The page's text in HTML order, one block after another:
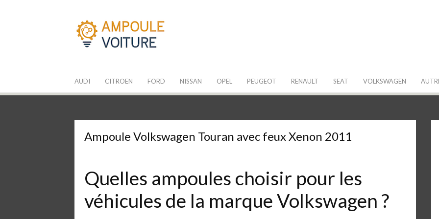
AUDI CITROEN FORD NISSAN OPEL PEUGEOT RENAULT SEAT VOLKSWAGEN
Ampoule Volkswagen Touran avec feux Xenon 2011
Quelles ampoules choisir pour les
véhicules de la marque Volkswagen ?